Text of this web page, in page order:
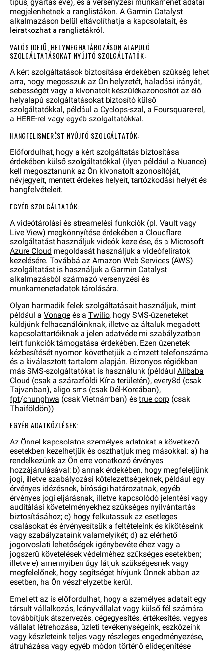
típus, gyártás éve), és a versenyzési munkamenet adatai
megjelenhetnek a ranglistákon. A Garmin Catalyst
alkalmazáson belül eltávolíthatja a kapcsolatait, és
leiratkozhat a ranglistákról.
VALÓS IDEJŰ, HELYMEGHATÁROZÁSON ALAPULÓ
SZOLGÁLTATÁSOKAT NYÚJTÓ SZOLGÁLTATÓK:
A kért szolgáltatások biztosítása érdekében szükség lehet
arra, hogy megosszuk az Ön helyzetét, haladási irányát,
sebességét vagy a kivonatolt készülékazonosítót az élő
helyalapú szolgáltatásokat biztosító külső
szolgáltatókkal, például a Cyclops-szal, a Foursquare-rel,
a HERE-rel vagy egyéb szolgáltatókkal.
HANGFELISMERÉST NYÚJTÓ SZOLGÁLTATÓK:
Előfordulhat, hogy a kért szolgáltatás biztosítása
érdekében külső szolgáltatókkal (ilyen például a Nuance)
kell megosztanunk az Ön kivonatolt azonosítóját,
névjegyeit, mentett érdekes helyeit, tartózkodási helyét és
hangfelvételeit.
EGYÉB SZOLGÁLTATÓK:
A videótárolási és streamelési funkciók (pl. Vault vagy
Live View) megkönnyítése érdekében a Cloudflare
szolgáltatást használjuk videók kezelése, és a Microsoft
Azure Cloud megoldását használjuk a videófeliratok
kezelésére. Továbbá az Amazon Web Services (AWS)
szolgáltatást is használjuk a Garmin Catalyst
alkalmazásból származó versenyzési és
munkamenetadatok tárolására.
Olyan harmadik felek szolgáltatásait használjuk, mint
például a Vonage és a Twilio, hogy SMS-üzeneteket
küldjünk felhasználóinknak, illetve az általuk megadott
kapcsolattartóiknak a jelen adatvédelmi szabályzatban
leírt funkciók támogatása érdekében. Ezen üzenetek
kézbesítését nyomon követhetjük a címzett telefonszáma
és a kiválasztott tartalom alapján. Bizonyos régiókban
más SMS-szolgáltatókat is használunk (például Alibaba
Cloud (csak a szárazföldi Kína területén), every8d (csak
Tajvanban), aligo sms (csak Dél-Koreában),
fpt/chunghwa (csak Vietnámban) és true corp (csak
Thaiföldön)).
EGYÉB ADATKÖZLÉSEK:
Az Önnel kapcsolatos személyes adatokat a következő
esetekben kezelhetjük és oszthatjuk meg másokkal: a) ha
rendelkezünk az Ön erre vonatkozó érvényes
hozzájárulásával; b) annak érdekében, hogy megfeleljünk
jogi, illetve szabályozási kötelezettségeknek, például egy
érvényes idézésnek, bírósági határozatnak, egyéb
érvényes jogi eljárásnak, illetve kapcsolódó jelentési vagy
auditálási követelményekhez szükséges nyilvántartás
biztosításához; c) hogy felkutassuk az esetleges
csalásokat és érvényesítsük a feltételeink és kikötéseink
vagy szabályzataink valamelyikét; d) az elérhető
jogorvoslati lehetőségek igénybevételéhez vagy a
jogszerű követelések védelméhez szükséges esetekben;
illetve e) amennyiben úgy látjuk szükségesnek vagy
megfelelőnek, hogy segítséget hívjunk Önnek abban az
esetben, ha Ön vészhelyzetbe kerül.
Emellett az is előfordulhat, hogy a személyes adatait egy
társult vállalkozás, leányvállalat vagy külső fél számára
továbbítjuk átszervezés, cégegyesítés, értékesítés, vegyes
vállalat létrehozása, üzleti tevékenységeink, eszközeink
vagy készleteink teljes vagy részleges engedményezése,
átruházása vagy egyéb módon történő elidegenítése